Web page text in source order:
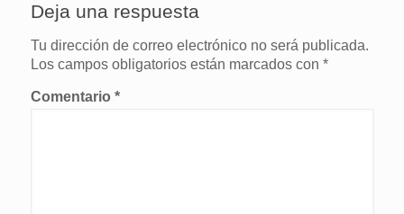
Deja una respuesta
Tu dirección de correo electrónico no será publicada.
Los campos obligatorios están marcados con *
Comentario *